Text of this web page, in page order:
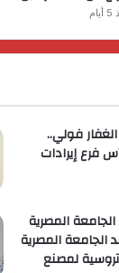
فولي..
فرع إيرادات
الجامعة المصرية
الجامعة المصرية
لمصنع